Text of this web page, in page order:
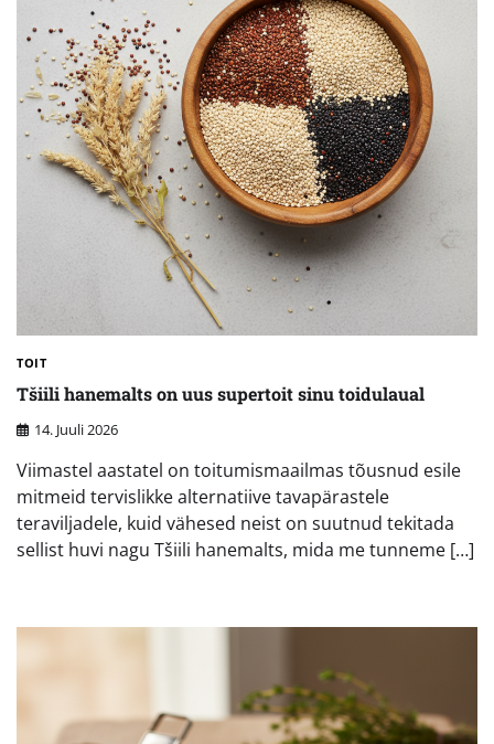
TOIT
Tšiili hanemalts on uus supertoit sinu toidulaual
14. Juuli 2026
Viimastel aastatel on toitumismaailmas tõusnud esile
mitmeid tervislikke alternatiive tavapärastele
teraviljadele, kuid vähesed neist on suutnud tekitada
sellist huvi nagu Tšiili hanemalts, mida me tunneme […]